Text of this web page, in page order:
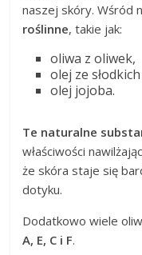
naszej skóry. Wśród
roślinne, takie jak:
oliwa z oliwek,
olej ze
olej jojoba.
Te naturalne
właściwości
że skóra staje się
dotyku.
Dodatkowo wiele
A, E, C i F.